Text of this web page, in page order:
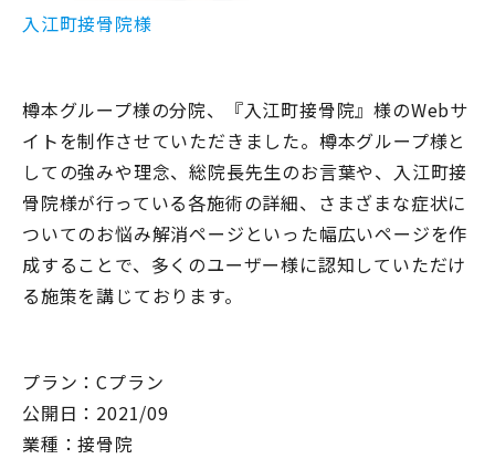
入江町接骨院様
樽本グループ様の分院、『入江町接骨院』様のWebサ
イトを制作させていただきました。樽本グループ様と
しての強みや理念、総院長先生のお言葉や、入江町接
骨院様が行っている各施術の詳細、さまざまな症状に
ついてのお悩み解消ページといった幅広いページを作
成することで、多くのユーザー様に認知していただけ
る施策を講じております。
プラン：Cプラン
公開日：2021/09
業種：接骨院